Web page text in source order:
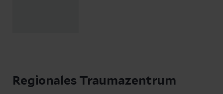
Regionales Traumazentrum